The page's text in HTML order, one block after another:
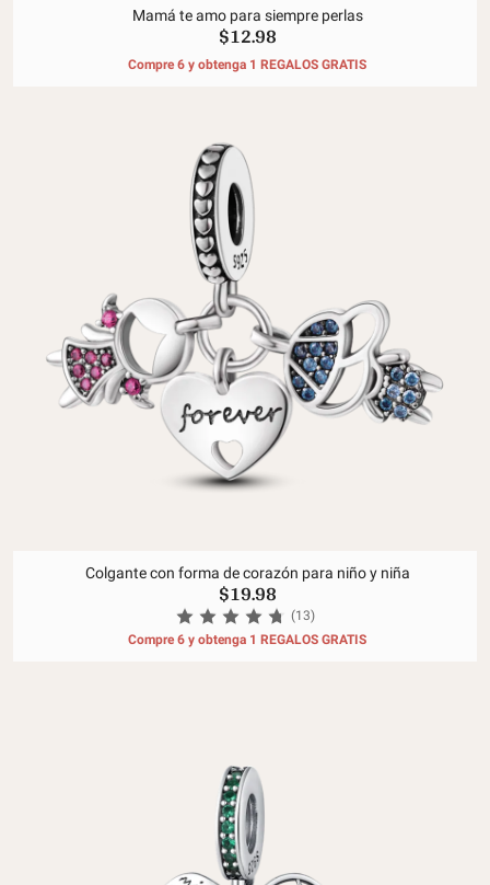
Mamá te amo para siempre perlas
$12.98
Compre 6 y obtenga 1 REGALOS GRATIS
Colgante con forma de corazón para niño y niña
$19.98
(13)
Compre 6 y obtenga 1 REGALOS GRATIS